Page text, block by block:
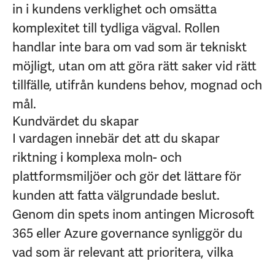
in i kundens verklighet och omsätta
komplexitet till tydliga vägval. Rollen
handlar inte bara om vad som är tekniskt
möjligt, utan om att göra rätt saker vid rätt
tillfälle, utifrån kundens behov, mognad och
mål.
Kundvärdet du skapar
I vardagen innebär det att du skapar
riktning i komplexa moln- och
plattformsmiljöer och gör det lättare för
kunden att fatta välgrundade beslut.
Genom din spets inom antingen Microsoft
365 eller Azure governance synliggör du
vad som är relevant att prioritera, vilka